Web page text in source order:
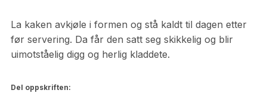
La kaken avkjøle i formen og stå kaldt til dagen etter
før servering. Da får den satt seg skikkelig og blir
uimotståelig digg og herlig kladdete.
Del oppskriften: